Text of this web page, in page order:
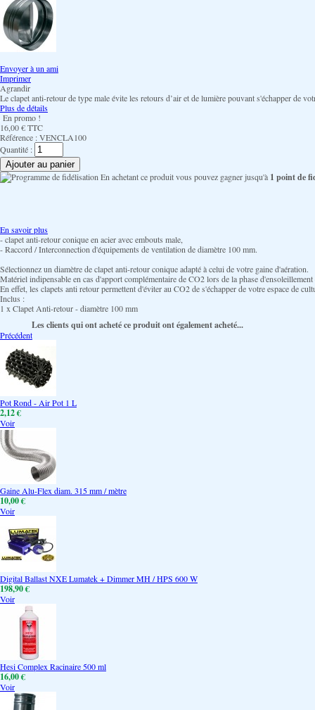
Envoyer à un ami
Imprimer
Agrandir
Le clapet anti-retour de type male évite les retours d’air et de lumière pouvant s'échapper de
Plus de détails
En promo !
16,00 €TTC
Référence :VENCLA100
Quantité :
En achetant ce produit vous pouvez gagner jusqu'à 1 point de
En savoir plus
- clapet anti-retour conique en acier avec embouts male,
- Raccord / Interconnection d'équipements de ventilation de diamètre 100 mm.
Sélectionnez un diamètre de clapet anti-retour conique adapté à celui de votre gaine d'aération.
Matériel indipensable en cas d'apport complémentaire de CO2 lors de la phase d'ensoleillement
En effet, les clapets anti retour permettent d'éviter au CO2 de s'échapper de votre espace de
Inclus :
1 x Clapet Anti-retour - diamètre 100 mm
Les clients qui ont acheté ce produit ont également acheté...
Précédent
Pot Rond - Air Pot 1 L
2,12 €
Voir
Gaine Alu-Flex diam. 315 mm / mètre
10,00 €
Voir
Digital Ballast NXE Lumatek + Dimmer MH / HPS 600 W
198,90 €
Voir
Hesi Complex Racinaire 500 ml
16,00 €
Voir